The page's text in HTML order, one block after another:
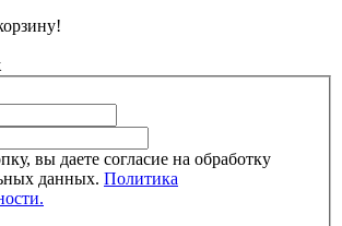
вы даете согласие на обработку
данных. Политика